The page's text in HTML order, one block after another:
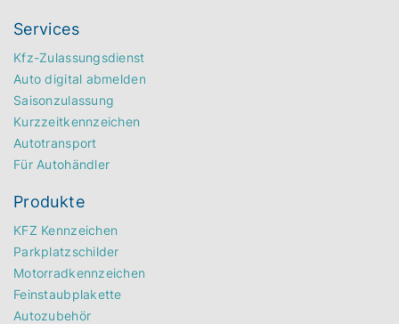
Services
Kfz-Zulassungsdienst
Auto digital abmelden
Saisonzulassung
Kurzzeitkennzeichen
Autotransport
Für Autohändler
Produkte
KFZ Kennzeichen
Parkplatzschilder
Motorradkennzeichen
Feinstaubplakette
Autozubehör